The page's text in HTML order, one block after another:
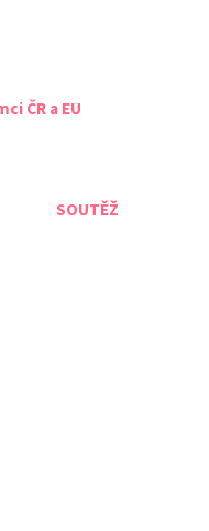
ČR a EU
SOUTĚŽ